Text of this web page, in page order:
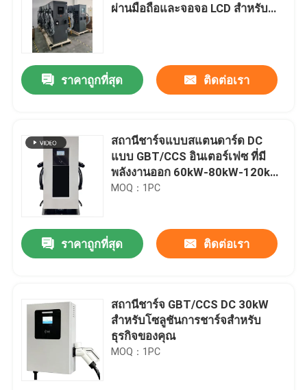
ผ่านมือถือและจอจอ LCD สําหรับ
ราคาถูกที่สุด ติดต่อเรา
สถานีชาร์จแบบสแตนดาร์ด DC
แบบ GBT/CCS อินเตอร์เฟซ ที่มี
พลังงานออก 60kW-80kW-120kW
และปัจจัยพลังงานสูง
MOQ：1PC
ราคาถูกที่สุด ติดต่อเรา
สถานีชาร์จ GBT/CCS DC 30kW
สำหรับโซลูชันการชาร์จสำหรับ
ธุรกิจของคุณ
MOQ：1PC